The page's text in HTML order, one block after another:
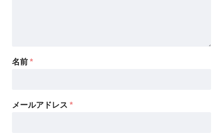
名前 *
メールアドレス *